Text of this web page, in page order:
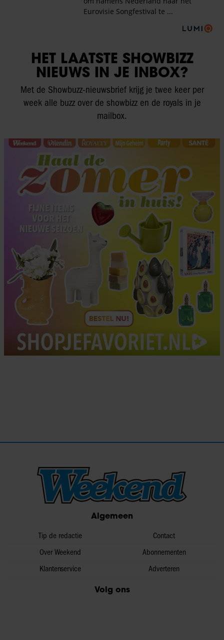
HET LAATSTE SHOWBIZZ
NIEUWS IN JE INBOX?
Met de Showbuzz-nieuwsbrief krijg je twee keer per
week alle buzz over de showbizz en de royals in je
mailbox.
Algemeen
Tip de redactie
Over Weekend
Klantenservice
Contact
Abonnementen
Adverteren
Volg ons